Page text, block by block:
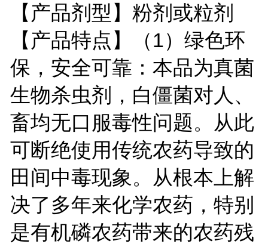
【产品剂型】粉剂或粒剂
【产品特点】（1）绿色环
保，安全可靠：本品为真菌
生物杀虫剂，白僵菌对人、
畜均无口服毒性问题。从此
可断绝使用传统农药导致的
田间中毒现象。从根本上解
决了多年来化学农药，特别
是有机磷农药带来的农药残